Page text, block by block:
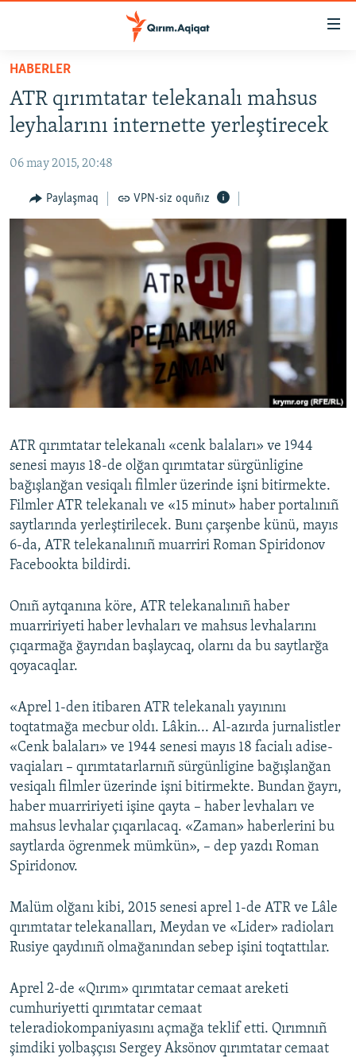
Esas
qaytmaq
Baş
navigatsiyağa
qaytmaq
qaytmaq
SİYASET
İQTİSADİYAT
CEMİYET
MEDENİYET
İNSAN AQLARI
VİDEO
SÜRET
BLOGLAR
Русский
Українською
QOŞULIÑIZ!
RFE/RS bütün saytları
HABERLER
ATR qırımtatar telekanalı mahsus
leyhalarını internette yerleştirecek
06 may 2015, 20:48
Paylaşmaq VPN-siz oquñız
ATR qırımtatar telekanalı «cenk balaları» ve 1944
senesi mayıs 18-de olğan qırımtatar sürgünligine
bağışlanğan vesiqalı filmler üzerinde işni bitirmekte.
Filmler ATR telekanalı ve «15 minut» haber portalınıñ
saytlarında yerleştirilecek. Bunı çarşenbe künü, mayıs
6-da, ATR telekanalınıñ muarriri Roman Spiridonov
Facebookta bildirdi.
Onıñ aytqanına köre, ATR telekanalınıñ haber
muarririyeti haber levhaları ve mahsus levhalarını
çıqarmağa ğayrıdan başlaycaq, olarnı da bu saytlarğa
qoyacaqlar.
«Aprel 1-den itibaren ATR telekanalı yayınını
toqtatmağa mecbur oldı. Lâkin... Al-azırda jurnalistler
«Cenk balaları» ve 1944 senesi mayıs 18 facialı adise-
vaqiaları – qırımtatarlarnıñ sürgünligine bağışlanğan
vesiqalı filmler üzerinde işni bitirmekte. Bundan ğayrı,
haber muarririyeti işine qayta – haber levhaları ve
mahsus levhalar çıqarılacaq. «Zaman» haberlerini bu
saytlarda ögrenmek mümkün», – dep yazdı Roman
Spiridonov.
Malüm olğanı kibi, 2015 senesi aprel 1-de ATR ve Lâle
qırımtatar telekanalları, Meydan ve «Lider» radioları
Rusiye qaydınıñ olmağanından sebep işini toqtattılar.
Aprel 2-de «Qırım» qırımtatar cemaat areketi
cumhuriyetti qırımtatar cemaat
teleradiokompaniyasını açmağa teklif etti. Qırımnıñ
şimdiki yolbaşçısı Sergey Aksönov qırımtatar cemaat